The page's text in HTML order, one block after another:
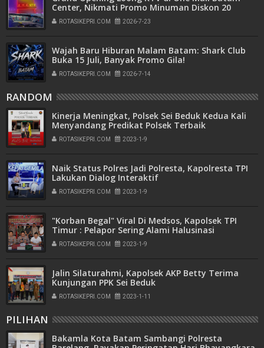
Center, Nikmati Promo Minuman Diskon 20
Persen
ROTASIKEPRI.COM 2026-7-23
Wajah Baru Hiburan Malam Batam: Shark Club
Buka 15 Juli, Banyak Promo Gila!
ROTASIKEPRI.COM 2026-7-14
RANDOM
Kinerja Meningkat, Polsek Sei Beduk Kedua Kali
Menyandang Predikat Polsek Terbaik
ROTASIKEPRI.COM 2023-1-9
Naik Status Polres Jadi Polresta, Kapolresta TPI
Lakukan Dialog Interaktif
ROTASIKEPRI.COM 2023-1-9
"Korban Begal" Viral Di Medsos, Kapolsek TPI
Timur : Pelapor Sering Alami Halusinasi
ROTASIKEPRI.COM 2023-1-9
Jalin Silaturahmi, Kapolsek AKP Betty Terima
Kunjungan PPK Sei Beduk
ROTASIKEPRI.COM 2023-1-11
PILIHAN
Bakamla Kota Batam Sambangi Polresta